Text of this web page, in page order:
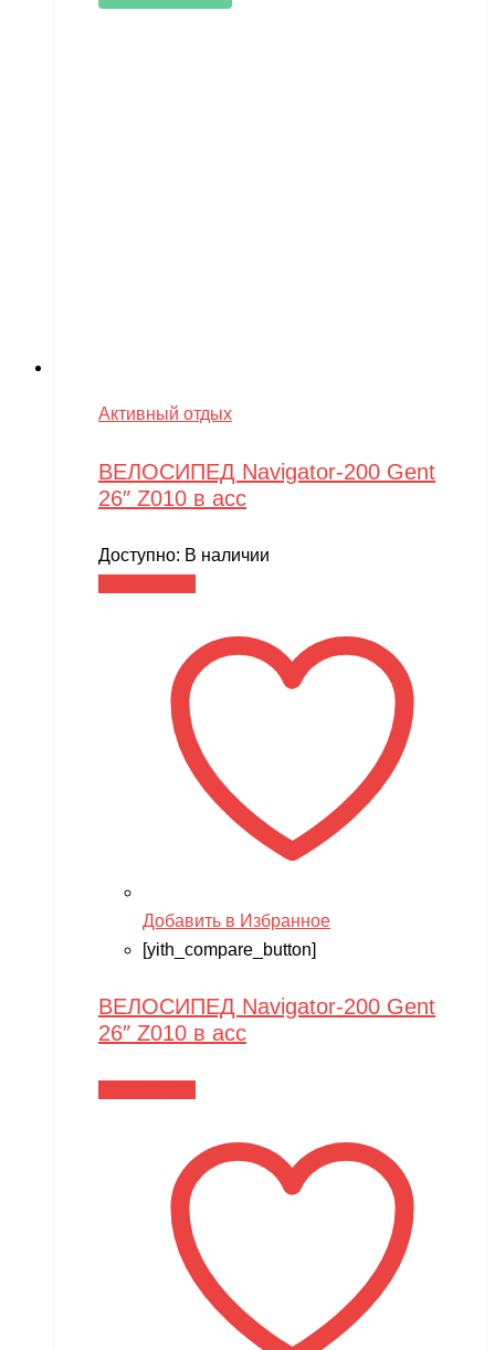
Активный отдых
ВЕЛОСИПЕД Navigator-200 Gent
26″ Z010 в асс
Доступно: В наличии
Добавить в Избранное
[yith_compare_button]
ВЕЛОСИПЕД Navigator-200 Gent
26″ Z010 в асс